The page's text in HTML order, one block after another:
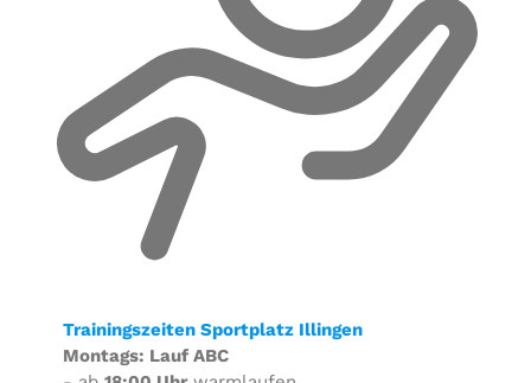
Trainingszeiten Sportplatz Illingen
Montags: Lauf ABC